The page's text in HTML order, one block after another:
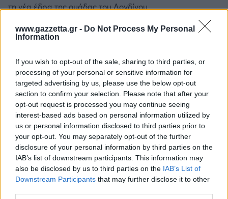
www.gazzetta.gr - Do Not Process My Personal
Information
If you wish to opt-out of the sale, sharing to third parties, or
processing of your personal or sensitive information for
targeted advertising by us, please use the below opt-out
section to confirm your selection. Please note that after your
opt-out request is processed you may continue seeing
interest-based ads based on personal information utilized by
us or personal information disclosed to third parties prior to
your opt-out. You may separately opt-out of the further
disclosure of your personal information by third parties on the
IAB’s list of downstream participants. This information may
also be disclosed by us to third parties on the IAB’s List of
Downstream Participants that may further disclose it to other
τη νέα έδρα της ομάδας του Λονδίνου
Για να προσθέσεις το σχόλιο
σου πρέπει να συνδεθείς
στο my gazzetta!
Εγγραφή Σύνδεση